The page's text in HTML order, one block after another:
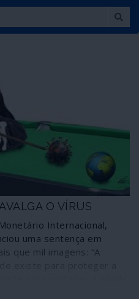
O VÍRUS
Internacional,
uma sentença em
que mil imagens: “A